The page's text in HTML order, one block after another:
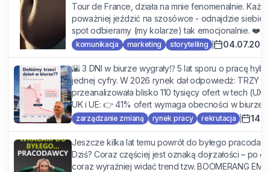
Tour de France, działa na mnie fenomenalnie.
poważniej jeździć na szosówce - odnajdzie siebie
spot odbieramy (my kolarze) tak emocjonalnie. ❤️
komunikacja marketing storytelling
🌇 3 DNI w biurze wygrały⁉️ 5 lat sporu o pracę
jednej cyfry. W 2026 rynek dał odpowiedź: TRZY
przeanalizowała blisko 110 tysięcy ofert w tech
UK i UE: 👉 41% ofert wymaga obecności w biurze
zarządzanie zmianą rynek pracy rekrutacja
Jeszcze kilka lat temu powrót do byłego
Dziś? Coraz częściej jest oznaką dojrzałości – po
coraz wyraźniej widać trend tzw. BOOMERANG